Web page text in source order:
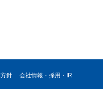
針 会社情報・採用・IR